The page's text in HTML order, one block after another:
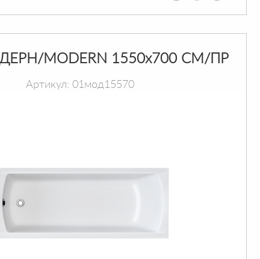
MODERN 1550х700 СМ/ПР
Артикул: 01мод15570